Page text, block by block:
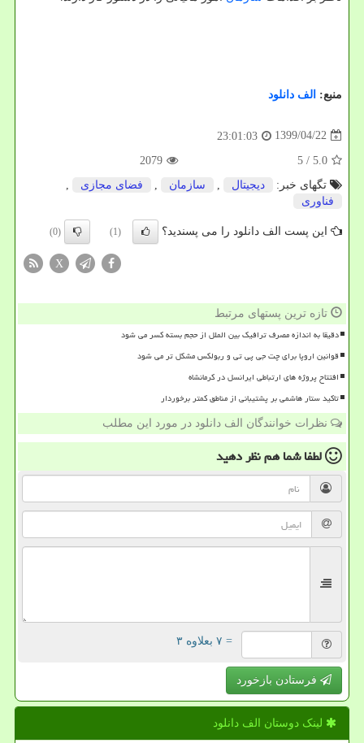
منبع: الف دانلود
1399/04/22
23:01:03
5.0
/ 5
2079
تگهای خبر:
دیجیتال , سازمان , فضای مجازی
,
فناوری
این پست الف دانلود را می پسندید؟ (1)
(0)
X
تازه ترین پستهای مرتبط
دقیقا به اندازه مصرف ترافیک بین الملل از حجم بسته کسر می شود
قوانین اروپا برای چت جی پی تی و ربولکس مشکل تر می شود
افتتاح پروژه های ارتباطی ایرانسل در کرمانشاه
تاکید ستار هاشمی بر پشتیبانی از مناطق کمتر برخوردار
نظرات خوانندگان الف دانلود در مورد این مطلب
لطفا شما همنظر دهید
= ۷ بعلاوه ۳
فرستادن بازخورد
لینک دوستان الف دانلود